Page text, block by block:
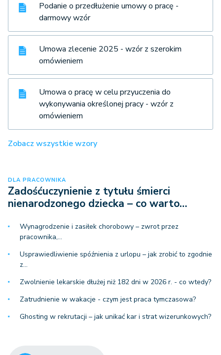
Podanie o przedłużenie umowy o pracę -
darmowy wzór
Umowa zlecenie 2025 - wzór z szerokim
omówieniem
Umowa o pracę w celu przyuczenia do
wykonywania określonej pracy - wzór z
omówieniem
Zobacz wszystkie wzory
DLA PRACOWNIKA
Zadośćuczynienie z tytułu śmierci
nienarodzonego dziecka – co warto…
Wynagrodzenie i zasiłek chorobowy – zwrot przez
pracownika,…
Usprawiedliwienie spóźnienia z urlopu – jak zrobić to zgodnie
z…
Zwolnienie lekarskie dłużej niż 182 dni w 2026 r. - co wtedy?
Zatrudnienie w wakacje - czym jest praca tymczasowa?
Ghosting w rekrutacji – jak unikać kar i strat wizerunkowych?